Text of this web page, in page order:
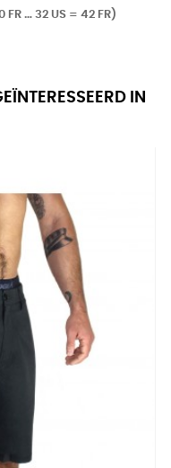
… 32 US = 42 FR)
IN